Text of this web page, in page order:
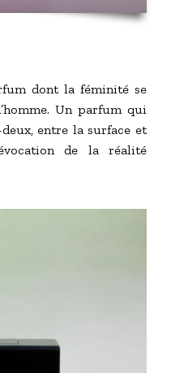
dont la féminité se
Un parfum qui
entre la surface et
de la réalité